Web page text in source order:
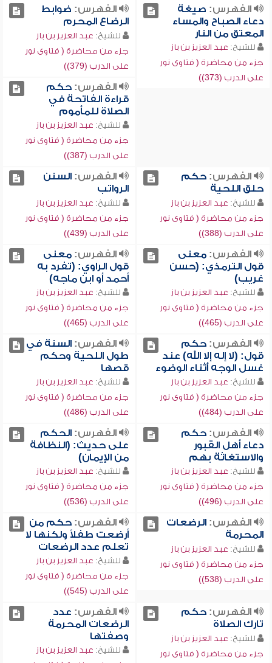
الفهرس: صيغة
دعاء الصباح والمساء
المعتق من النار
للشيخ: عبد العزيز بن باز
جزء من محاضرة ( فتاوى نور
على الدرب (373))
الفهرس: ضوابط
الرضاع المحرم
للشيخ: عبد العزيز بن باز
جزء من محاضرة ( فتاوى نور
على الدرب (379))
الفهرس:حكم
قراءة الفاتحة في
الصلاة للمأموم
للشيخ: عبد العزيز بن باز
جزء من محاضرة ( فتاوى نور
على الدرب (387))
الفهرس:حكم
حلق اللحية
للشيخ: عبد العزيز بن باز
جزء من محاضرة ( فتاوى نور
على الدرب (388))
الفهرس:السنن
الرواتب
للشيخ: عبد العزيز بن باز
جزء من محاضرة ( فتاوى نور
على الدرب (439))
الفهرس:معنى
قول الترمذي: (حسن
غريب)
للشيخ: عبد العزيز بن باز
جزء من محاضرة ( فتاوى نور
على الدرب (465))
الفهرس:معنى
قول الراوي: (تفرد به
أحمد أو ابن ماجه)
للشيخ: عبد العزيز بن باز
جزء من محاضرة ( فتاوى نور
على الدرب (465))
الفهرس:حكم
قول: (لا إله إلا الله) عند
غسل الوجه أثناء الوضوء
للشيخ: عبد العزيز بن باز
جزء من محاضرة ( فتاوى نور
على الدرب (484))
الفهرس:السنة في
طول اللحية وحكم
قصها
للشيخ: عبد العزيز بن باز
جزء من محاضرة ( فتاوى نور
على الدرب (486))
الفهرس:حكم
دعاء أهل القبور
والاستغاثة بهم
للشيخ: عبد العزيز بن باز
جزء من محاضرة ( فتاوى نور
على الدرب (496))
الفهرس:الحكم
على حديث: (النظافة
من الإيمان)
للشيخ: عبد العزيز بن باز
جزء من محاضرة ( فتاوى نور
على الدرب (536))
الفهرس:الرضعات
المحرمة
للشيخ: عبد العزيز بن باز
جزء من محاضرة ( فتاوى نور
على الدرب (538))
الفهرس:حكم من
أرضعت طفلاً ولكنها لا
تعلم عدد الرضعات
للشيخ: عبد العزيز بن باز
جزء من محاضرة ( فتاوى نور
على الدرب (545))
الفهرس:حكم
تارك الصلاة
للشيخ: عبد العزيز بن باز
جزء من محاضرة ( فتاوى نور
الفهرس: عدد
الرضعات المحرمة
وصفتها
للشيخ: عبد العزيز بن باز